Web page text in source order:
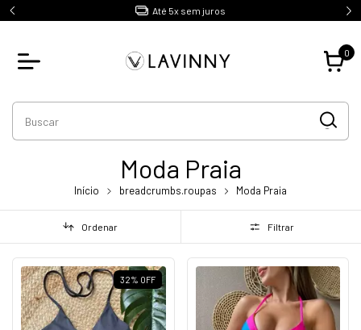
Até 5x sem juros
0
Moda Praia
Início breadcrumbs.roupas Moda Praia
Ordenar Filtrar
32% OFF